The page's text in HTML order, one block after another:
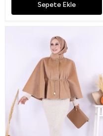
Sepete Ekle